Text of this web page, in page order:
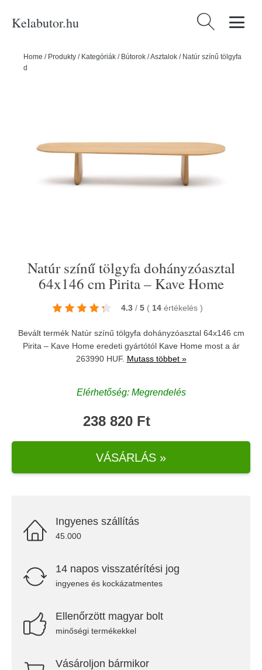
Kelabutor.hu Keresés:
Home / Produkty / Kategóriák / Bútorok /Asztalok / Natúr színű tölgyfa
dohányzóasztal 64x146 cm Pirita – Kave Home
Natúr színű tölgyfa dohányzóasztal
64x146 cm Pirita – Kave Home
4.3 / 5 ( 14 értékelés )
Bevált termék Natúr színű tölgyfa dohányzóasztal 64x146 cm
Pirita – Kave Home eredeti gyártótól Kave Homemost a ár
263990 HUF. Mutass többet »
Elérhetőség: Megrendelés
238 820 Ft
VÁSÁRLÁS »
Ingyenes szállítás
45.000
14 napos visszatérítési jog
ingyenes és kockázatmentes
Ellenőrzött magyar bolt
minőségi termékekkel
Vásároljon bármikor